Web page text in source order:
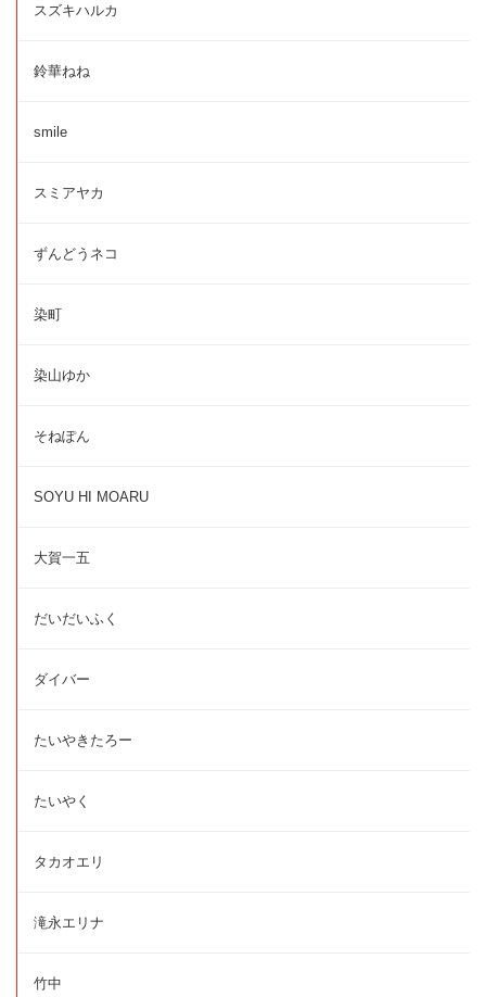
スズキハルカ
鈴華ねね
smile
スミアヤカ
ずんどうネコ
染町
染山ゆか
そねぽん
SOYU HI MOARU
大賀一五
だいだいふく
ダイバー
たいやきたろー
たいやく
タカオエリ
滝永エリナ
竹中